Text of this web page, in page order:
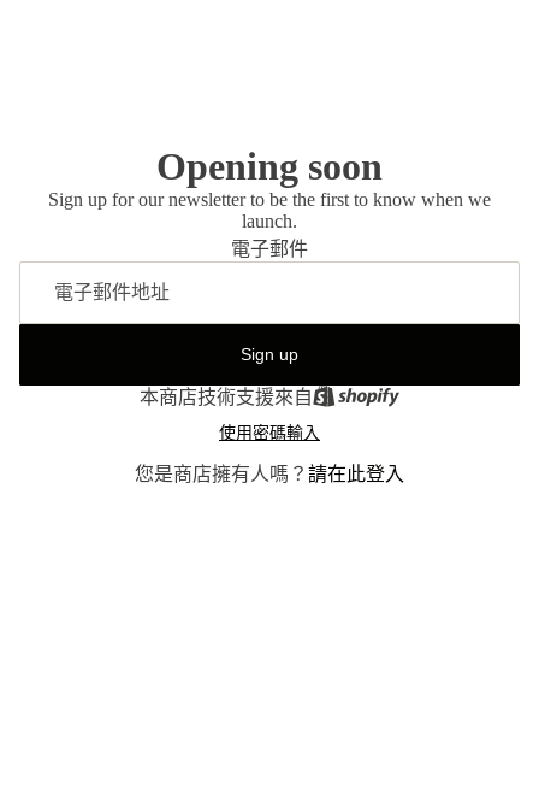
Opening soon
Sign up for our newsletter to be the first to know when we
launch.
電子郵件
Sign up
本商店技術支援來自
使用密碼輸入
您是商店擁有人嗎？ 請在此登入